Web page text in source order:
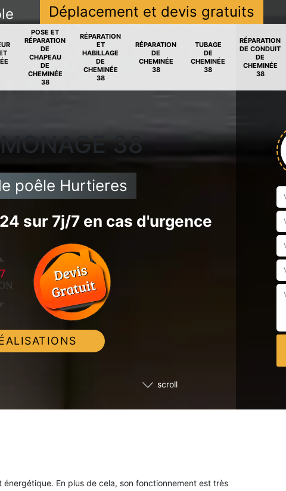
Déplacement et devis gratuits
POSE ET
RÉPARATION
DE
CHAPEAU
DE
CHEMINÉE
38
RÉPARATION
ET
HABILLAGE
DE
CHEMINÉE
38
RÉPARATION
DE
CHEMINÉE
38
TUBAGE
DE
CHEMINÉE
38
RÉPARATION
DE CONDUIT
DE
CHEMINÉE
38
scroll
38
poêle Hurtieres
sur 7j/7 en cas d'urgence
En plus de cela, son fonctionnement est très